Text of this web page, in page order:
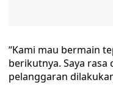
“Kami mau bermain
berikutnya. Saya rasa
pelanggaran